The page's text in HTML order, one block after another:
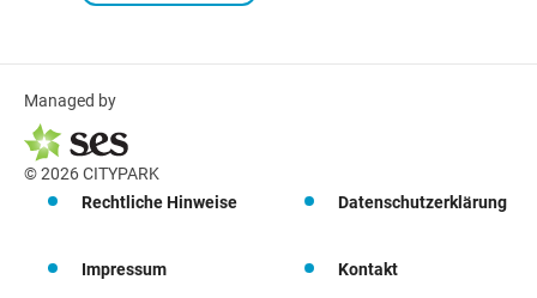
Managed by
© 2026 CITYPARK
Rechtliche Hinweise
Datenschutzerklärung
Impressum Kontakt